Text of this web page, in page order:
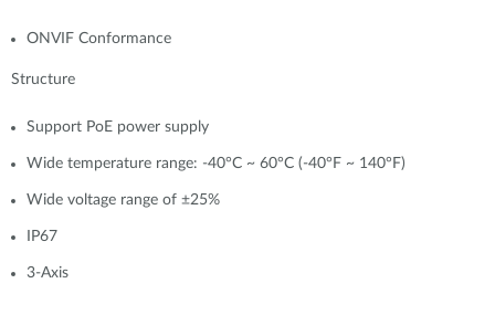
ONVIF Conformance
Structure
Support PoE power supply
Wide temperature range: -40°C ~ 60°C (-40°F ~ 140°F)
Wide voltage range of ±25%
IP67
3-Axis